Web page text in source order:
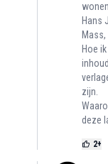
Hans
Hoe
zijn.
deze
2+